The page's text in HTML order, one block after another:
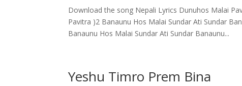
Download the song Nepali Lyrics Dunuhos Malai
Pavitra )2 Banaunu Hos Malai Sundar Ati Sundar
Banaunu Hos Malai Sundar Ati Sundar Banaunu...
Yeshu Timro Prem Bina